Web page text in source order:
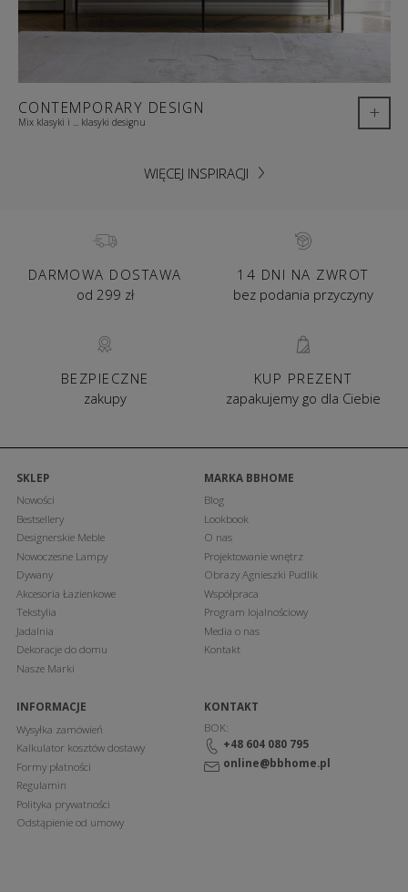
CONTEMPORARY DESIGN
Mix klasyki i ... klasyki designu +
WIĘCEJ INSPIRACJI
DARMOWA DOSTAWA
od 299 zł
14 DNI NA ZWROT
bez podania przyczyny
BEZPIECZNE
zakupy
KUP PREZENT
zapakujemy go dla Ciebie
SKLEP
Nowości
Bestsellery
Designerskie Meble
Nowoczesne Lampy
Dywany
Akcesoria Łazienkowe
Tekstylia
Jadalnia
Dekoracje do domu
Nasze Marki
MARKA BBHOME
Blog
Lookbook
O nas
Projektowanie wnętrz
Obrazy Agnieszki Pudlik
Współpraca
Program lojalnościowy
Media o nas
Kontakt
INFORMACJE
Wysyłka zamówień
Kalkulator kosztów dostawy
Formy płatności
Regulamin
Polityka prywatności
Odstąpienie od umowy
KONTAKT
BOK:
+48 604 080 795
online@bbhome.pl